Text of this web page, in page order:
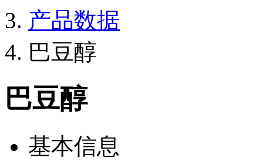
产品数据
巴豆醇
巴豆醇
基本信息